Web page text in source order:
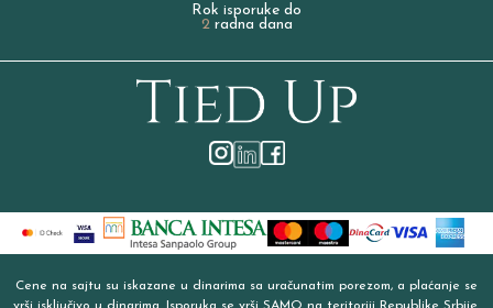
Rok isporuke do
2radna dana
Cene na sajtu su iskazane u dinarima sa uračunatim porezom, a plaćanje se